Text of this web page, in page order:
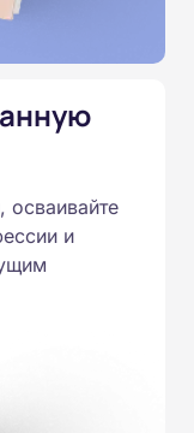
в
о
осваивайте
и